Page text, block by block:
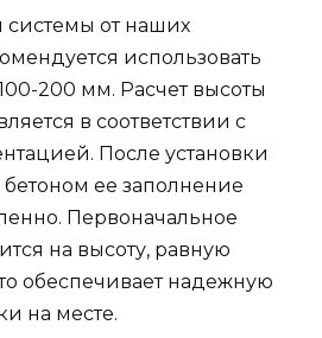
системы от наших
использовать
200 мм. Расчет высоты
в соответствии с
После установки
ее заполнение
Первоначальное
на высоту, равную
обеспечивает надежную
на месте.